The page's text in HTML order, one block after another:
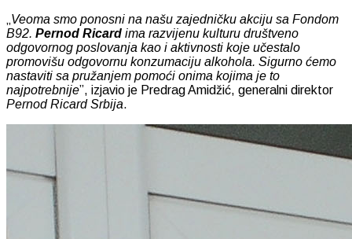
„Veoma smo ponosni na našu zajedničku akciju sa Fondom
B92. Pernod Ricard ima razvijenu kulturu društveno
odgovornog poslovanja kao i aktivnosti koje učestalo
promovišu odgovornu konzumaciju alkohola. Sigurno ćemo
nastaviti sa pružanjem pomoći onima kojima je to
najpotrebnije”, izjavio je Predrag Amidžić, generalni direktor
Pernod Ricard Srbija.